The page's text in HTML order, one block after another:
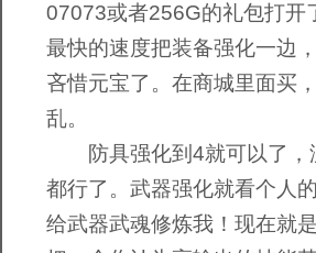
07073或者256G的礼包打开
最快的速度把装备强化一边
吝惜元宝了。在商城里面买
乱。
防具强化到4就可以了，
都行了。武器强化就看个人
给武器武魂修炼我！现在就